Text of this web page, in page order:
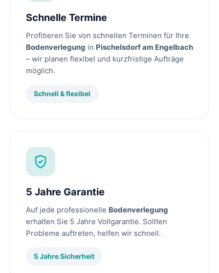
Schnelle Termine
Profitieren Sie von schnellen Terminen für Ihre
Bodenverlegung in Pischelsdorf am Engelbach
– wir planen flexibel und kurzfristige Aufträge
möglich.
Schnell & flexibel
5 Jahre Garantie
Auf jede professionelle Bodenverlegung
erhalten Sie 5 Jahre Vollgarantie. Sollten
Probleme auftreten, helfen wir schnell.
5 Jahre Sicherheit